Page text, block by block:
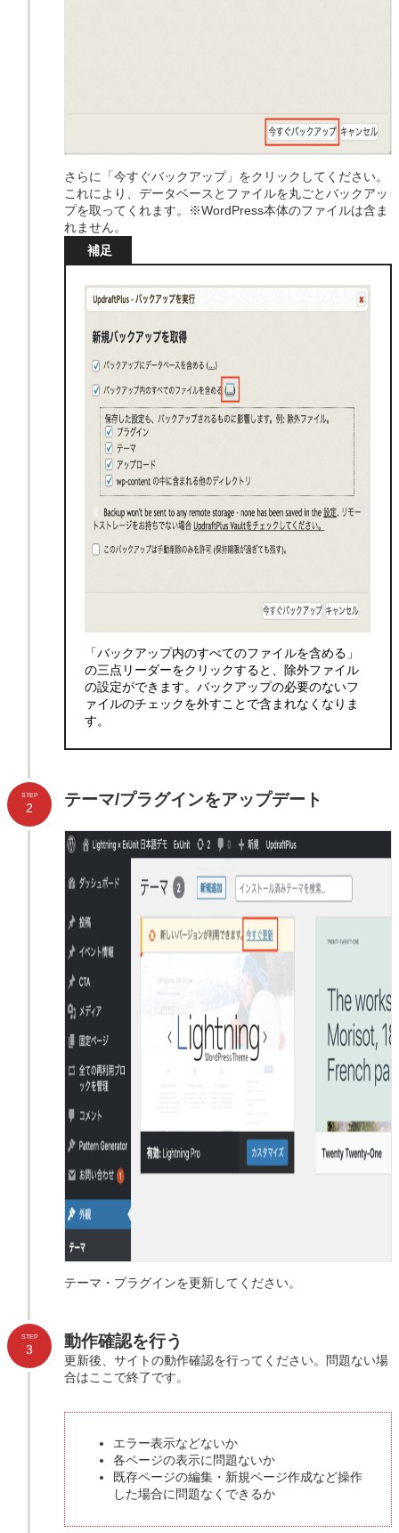
さらに「今すぐバックアップ」をクリックしてください。
これにより、データベースとファイルを丸ごとバックアッ
プを取ってくれます。※WordPress本体のファイルは含ま
れません。
補足
「バックアップ内のすべてのファイルを含める」
の三点リーダーをクリックすると、除外ファイル
の設定ができます。バックアップの必要のないフ
ァイルのチェックを外すことで含まれなくなりま
す。
テーマ/プラグインをアップデート
テーマ・プラグインを更新してください。
STEP
2
動作確認を行う
更新後、サイトの動作確認を行ってください。問題ない場
合はここで終了です。
エラー表示などないか
各ページの表示に問題ないか
既存ページの編集・新規ページ作成など操作
した場合に問題なくできるか
STEP
3